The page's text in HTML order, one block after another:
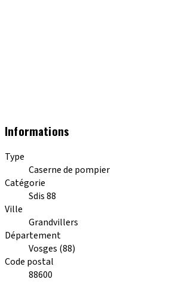
Informations
Type
Caserne de pompier
Catégorie
Sdis 88
Ville
Grandvillers
Département
Vosges (88)
Code postal
88600